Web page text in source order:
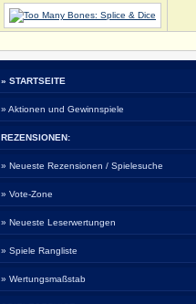
» STARTSEITE
» Aktionen und Gewinnspiele
REZENSIONEN:
» Neueste Rezensionen / Spielesuche
» Vote-Zone
» Neueste Leserwertungen
» Spiele Rangliste
» Wertungsmaßstab